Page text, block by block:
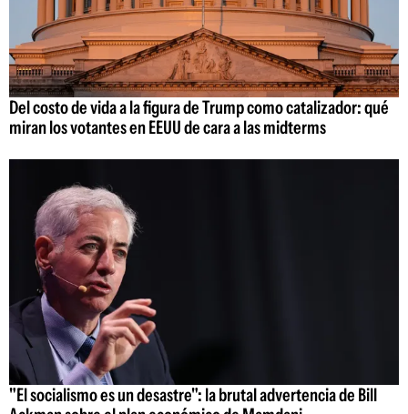
Del costo de vida a la figura de Trump como catalizador: qué
miran los votantes en EEUU de cara a las midterms
"El socialismo es un desastre": la brutal advertencia de Bill